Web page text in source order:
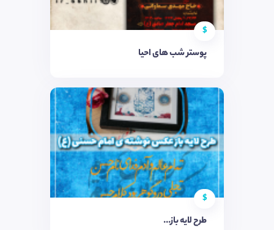
$
پوستر شب های احیا
$
طرح لایه باز...